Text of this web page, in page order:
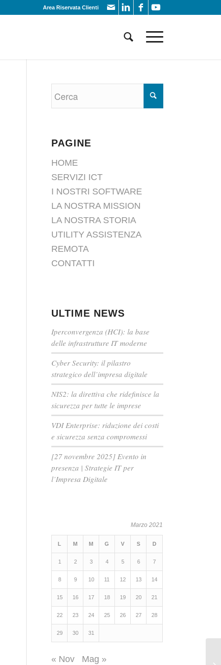
Area Riservata Clienti
PAGINE
HOME
SERVIZI ICT
I NOSTRI SOFTWARE
LA NOSTRA MISSION
LA NOSTRA STORIA
UTILITY ASSISTENZA
REMOTA
CONTATTI
ULTIME NEWS
Iperconvergenza (HCI): la base
delle infrastrutture IT moderne
Cyber Security: il pilastro
strategico dell’impresa digitale
NIS2: la direttiva che ridefinisce la
sicurezza per tutte le imprese
VDI Enterprise: riduzione dei costi
e sicurezza senza compromessi
[27 novembre 2025] Evento in
presenza | Strategie IT per
l’Impresa Digitale
Marzo 2021
L M M G V S D
1 2 3 4 5 6 7
8 9 10 11 12 13 14
15 16 17 18 19 20 21
22 23 24 25 26 27 28
29 30 31
« Nov Mag »